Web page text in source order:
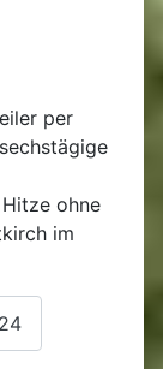
per
ohne
im